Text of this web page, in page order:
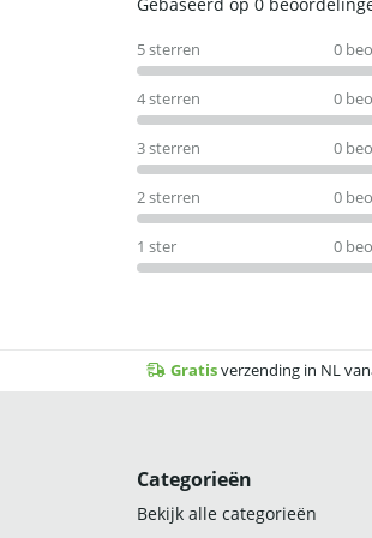
Waardering
uit
5
5 sterren 0
4 sterren 0
3 sterren 0
2 sterren 0
1 ster 0
Gratisverzending in NL
Categorieën
Bekijk alle categorieën